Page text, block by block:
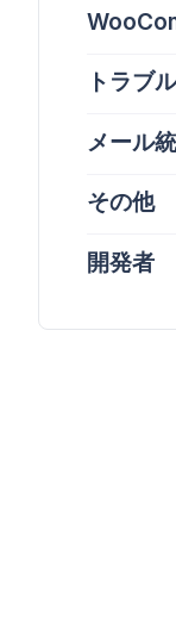
トラブ
メール
その他
開発者